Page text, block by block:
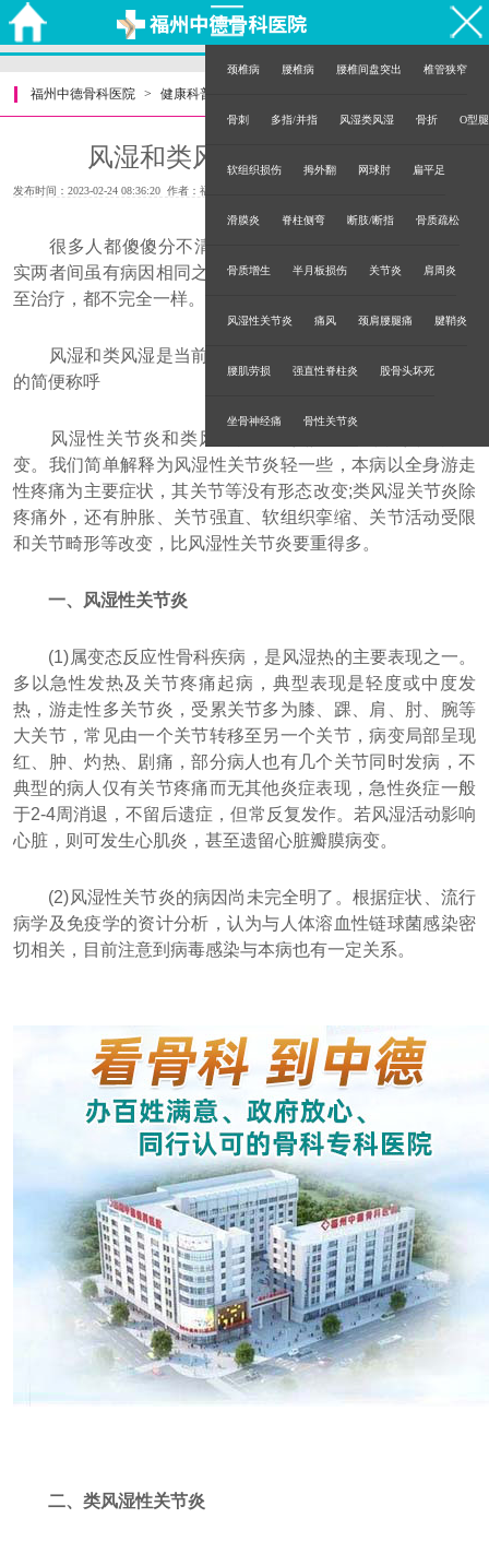
颈椎病 腰椎病 腰椎间盘突出 椎管狭窄
骨刺 多指/并指 风湿类风湿 骨折 O型腿
软组织损伤 拇外翻 网球肘 扁平足
滑膜炎 脊柱侧弯 断肢/断指 骨质疏松
骨质增生 半月板损伤 关节炎 肩周炎
风湿性关节炎 痛风 颈肩腰腿痛 腱鞘炎
腰肌劳损 强直性脊柱炎 股骨头坏死
坐骨神经痛 骨性关节炎
福州中德骨科医院 > 健康科普
风湿和类风湿有什么区别？
发布时间：2023-02-24 08:36:20 作者：福州中德骨科医院
很多人都傻傻分不清风湿和类风湿到底有什么区别?其
实两者间虽有病因相同之处，但病理机制、临床症状表现乃
至治疗，都不完全一样。
风湿和类风湿是当前对风湿性关节炎和类风湿性关节炎
的简便称呼
风湿性关节炎和类风湿性关节炎是两种寒性炎症性病
变。我们简单解释为风湿性关节炎轻一些，本病以全身游走
性疼痛为主要症状，其关节等没有形态改变;类风湿关节炎除
疼痛外，还有肿胀、关节强直、软组织挛缩、关节活动受限
和关节畸形等改变，比风湿性关节炎要重得多。
一、风湿性关节炎
(1)属变态反应性骨科疾病，是风湿热的主要表现之一。
多以急性发热及关节疼痛起病，典型表现是轻度或中度发
热，游走性多关节炎，受累关节多为膝、踝、肩、肘、腕等
大关节，常见由一个关节转移至另一个关节，病变局部呈现
红、肿、灼热、剧痛，部分病人也有几个关节同时发病，不
典型的病人仅有关节疼痛而无其他炎症表现，急性炎症一般
于2-4周消退，不留后遗症，但常反复发作。若风湿活动影响
心脏，则可发生心肌炎，甚至遗留心脏瓣膜病变。
(2)风湿性关节炎的病因尚未完全明了。根据症状、流行
病学及免疫学的资计分析，认为与人体溶血性链球菌感染密
切相关，目前注意到病毒感染与本病也有一定关系。
二、类风湿性关节炎